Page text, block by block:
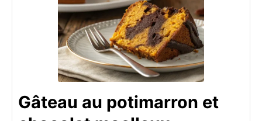
Gâteau au potimarron et